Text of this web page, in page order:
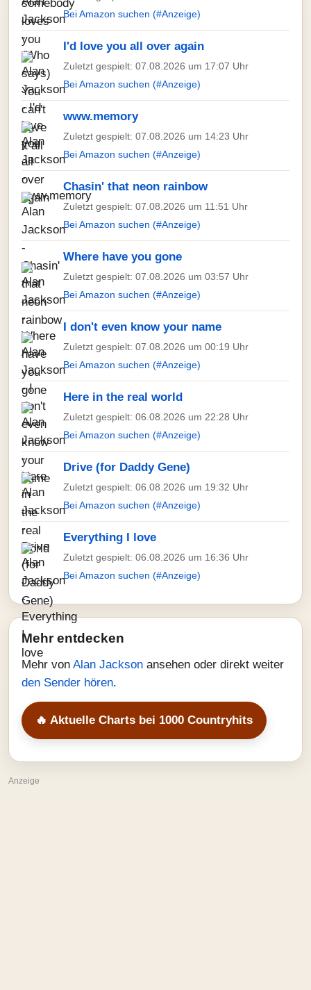
Bei Amazon suchen (#Anzeige)
I'd love you all over again
Zuletzt gespielt: 07.08.2026 um 17:07 Uhr
Bei Amazon suchen (#Anzeige)
www.memory
Zuletzt gespielt: 07.08.2026 um 14:23 Uhr
Bei Amazon suchen (#Anzeige)
Chasin' that neon rainbow
Zuletzt gespielt: 07.08.2026 um 11:51 Uhr
Bei Amazon suchen (#Anzeige)
Where have you gone
Zuletzt gespielt: 07.08.2026 um 03:57 Uhr
Bei Amazon suchen (#Anzeige)
I don't even know your name
Zuletzt gespielt: 07.08.2026 um 00:19 Uhr
Bei Amazon suchen (#Anzeige)
Here in the real world
Zuletzt gespielt: 06.08.2026 um 22:28 Uhr
Bei Amazon suchen (#Anzeige)
Drive (for Daddy Gene)
Zuletzt gespielt: 06.08.2026 um 19:32 Uhr
Bei Amazon suchen (#Anzeige)
Everything I love
Zuletzt gespielt: 06.08.2026 um 16:36 Uhr
Bei Amazon suchen (#Anzeige)
Mehr entdecken
Mehr von Alan Jackson ansehen oder direkt weiter
den Sender hören.
🔥 Aktuelle Charts bei 1000 Countryhits
Anzeige